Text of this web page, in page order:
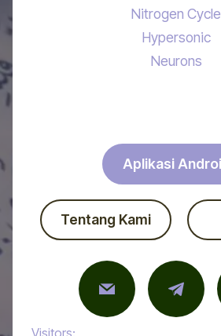
Nitrogen Cycle
Hypersonic
Neurons
Aplikasi
Tentang Kami
Visitors: